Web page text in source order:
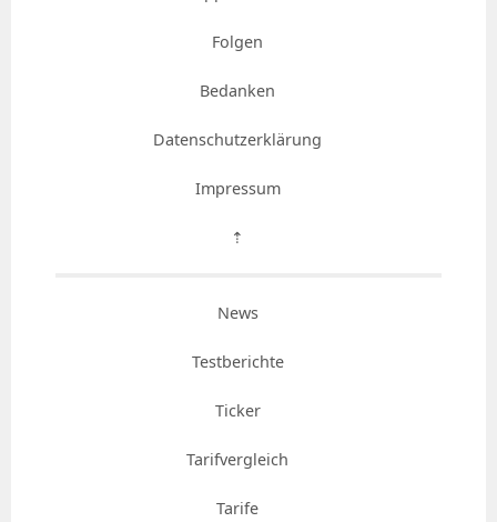
Folgen
Bedanken
Datenschutzerklärung
Impressum
⇡
News
Testberichte
Ticker
Tarifvergleich
Tarife